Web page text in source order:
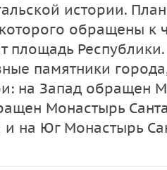
истории.
обращены к
площадь Республики.
памятники
на Запад обращен
Монастырь
и на Юг Монастырь